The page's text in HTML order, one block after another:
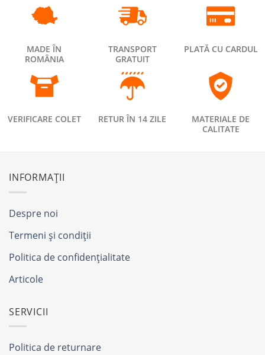
MADE ÎN
ROMÂNIA
TRANSPORT
GRATUIT
PLATĂ CU CARDUL
VERIFICARE COLET RETUR ÎN 14 ZILE
MATERIALE DE
CALITATE
INFORMAȚII
Despre noi
Termeni și condiții
Politica de confidențialitate
Articole
SERVICII
Politica de returnare